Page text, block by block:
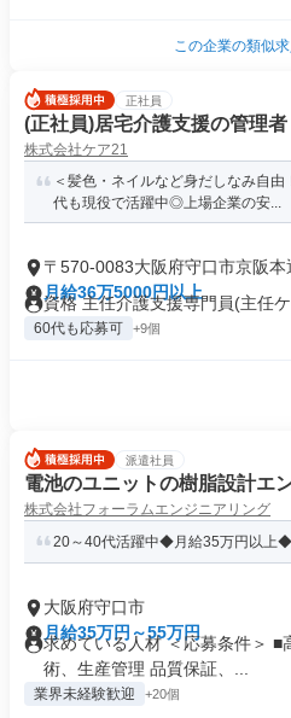
この企業の類似
正社員
(正社員)居宅介護支援の管理者
株式会社ケア21
＜髪色・ネイルなど身だしなみ自
代も現役で活躍中◎上場企業の安...
〒570-0083大阪府守口市京阪本
月給36万5000円以上
資格 主任介護支援専門員(主任
60代も応募可 +9個
派遣社員
電池のユニットの樹脂設計エ
株式会社フォーラムエンジニアリング
20～40代活躍中◆月給35万円以上
大阪府守口市
月給35万円～55万円
求めている人材 ＜応募条件＞
術、生産管理 品質保証、...
業界未経験歓迎 +20個